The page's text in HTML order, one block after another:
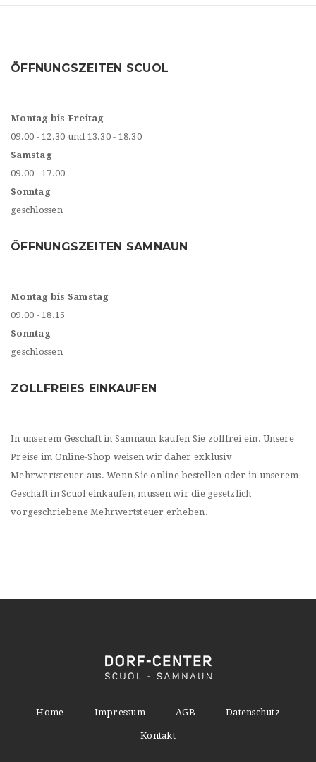
ÖFFNUNGSZEITEN SCUOL
Montag bis Freitag
09.00 - 12.30 und 13.30 - 18.30
Samstag
09.00 - 17.00
Sonntag
geschlossen
ÖFFNUNGSZEITEN SAMNAUN
Montag bis Samstag
09.00 - 18.15
Sonntag
geschlossen
ZOLLFREIES EINKAUFEN
In unserem Geschäft in Samnaun kaufen Sie zollfrei ein. Unsere
Preise im Online-Shop weisen wir daher exklusiv
Mehrwertsteuer aus. Wenn Sie online bestellen oder in unserem
Geschäft in Scuol einkaufen, müssen wir die gesetzlich
vorgeschriebene Mehrwertsteuer erheben.
Home Impressum AGB Datenschutz
Kontakt